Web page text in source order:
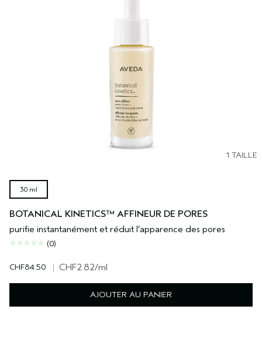
1 TAILLE
30 ml
BOTANICAL KINETICS™ AFFINEUR DE PORES
purifie instantanément et réduit l’apparence des pores
(0)
CHF84.50 | CHF2.82/ml
AJOUTER AU PANIER